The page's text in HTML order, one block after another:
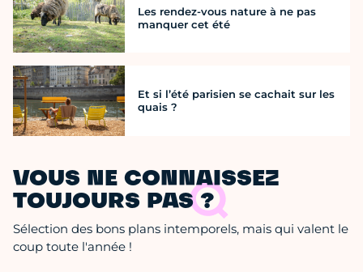
Les rendez-vous nature à ne pas
manquer cet été
Et si l’été parisien se cachait sur les
quais ?
VOUS NE CONNAISSEZ
TOUJOURS PAS ?
Sélection des bons plans intemporels, mais qui valent le
coup toute l'année !